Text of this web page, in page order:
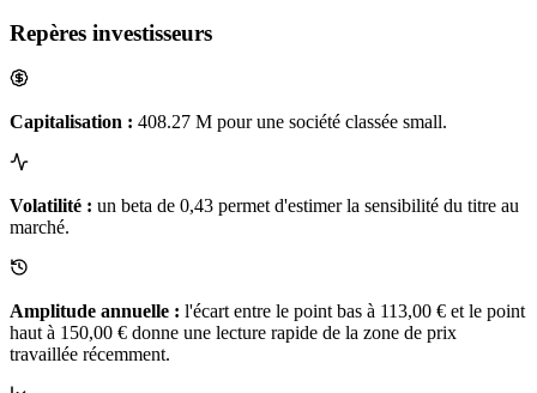
Repères investisseurs
Capitalisation : 408.27 M pour une société classée small.
Volatilité : un beta de 0,43 permet d'estimer la sensibilité du titre au
marché.
Amplitude annuelle : l'écart entre le point bas à 113,00 € et le point
haut à 150,00 € donne une lecture rapide de la zone de prix
travaillée récemment.